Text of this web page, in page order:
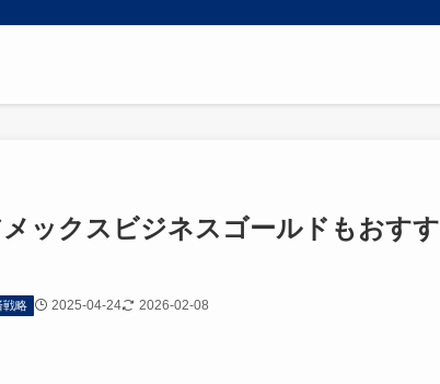
ックスビジネスゴールドもおすす
戦略 2025-04-24 2026-02-08